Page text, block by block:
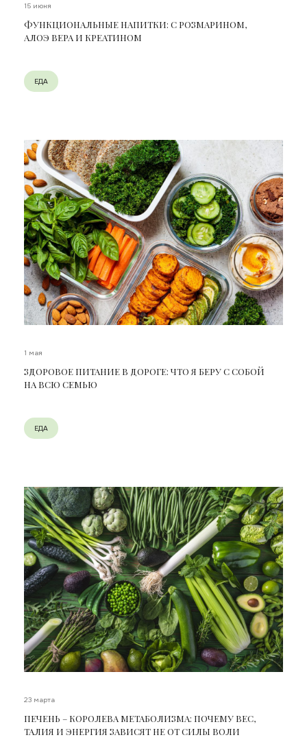
15 июня
ФУНКЦИОНАЛЬНЫЕ НАПИТКИ: С РОЗМАРИНОМ,
АЛОЭ ВЕРА И КРЕАТИНОМ
ЕДА
1 мая
ЗДОРОВОЕ ПИТАНИЕ В ДОРОГЕ: ЧТО Я БЕРУ С СОБОЙ
НА ВСЮ СЕМЬЮ
ЕДА
23 марта
ПЕЧЕНЬ – КОРОЛЕВА МЕТАБОЛИЗМА: ПОЧЕМУ ВЕС,
ТАЛИЯ И ЭНЕРГИЯ ЗАВИСЯТ НЕ ОТ СИЛЫ ВОЛИ